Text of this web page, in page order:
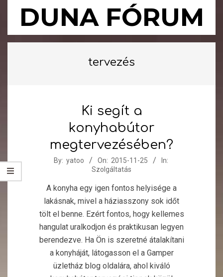
DUNA FÓRUM
Primary
tervezés
Ki segít a
konyhabútor
megtervezésében?
2015-By: yatoo On: 2015-11-25
In:
Szolgáltatás
A konyha egy igen fontos helyisége a
lakásnak, mivel a háziasszony sok időt
tölt el benne. Ezért fontos, hogy kellemes
hangulat uralkodjon és praktikusan legyen
berendezve. Ha Ön is szeretné átalakítani
a konyháját, látogasson el a Gamper
üzletház blog oldalára, ahol kiváló